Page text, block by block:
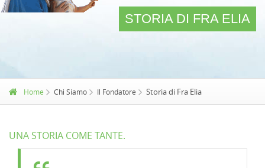
STORIA DI FRA ELIA
Home Chi Siamo Il Fondatore Storia di Fra Elia
UNA STORIA COME TANTE.